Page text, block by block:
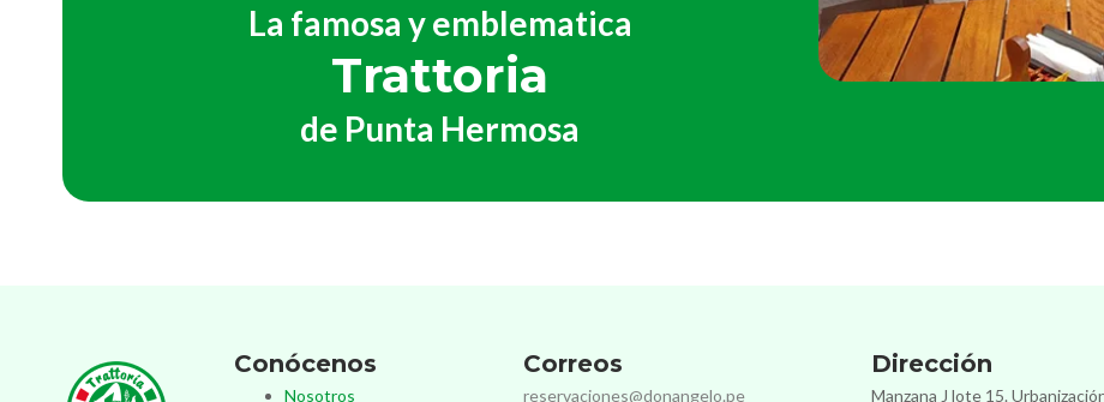
La famosa y emblematica
Trattoria
de Punta Hermosa
Conócenos
Nosotros
Correos
reservaciones@donangelo.pe
Dirección
Manzana J lote 15.